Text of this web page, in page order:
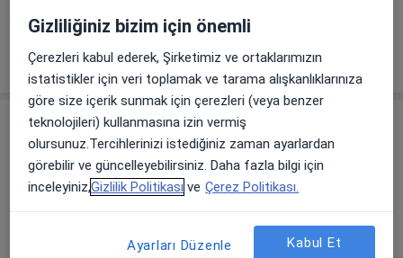
Randevu talep et
Gizliliğiniz bizim için önemli
Çerezleri kabul ederek, Şirketimiz ve ortaklarımızın
istatistikler için veri toplamak ve tarama alışkanlıklarınıza
göre size içerik sunmak için çerezleri (veya benzer
teknolojileri) kullanmasına izin vermiş
olursunuz.Tercihlerinizi istediğiniz zaman ayarlardan
görebilir ve güncelleyebilirsiniz. Daha fazla bilgi için
inceleyiniz,Gizlilik Politikası ve Çerez Politikası.
Ayarları Düzenle Kabul Et